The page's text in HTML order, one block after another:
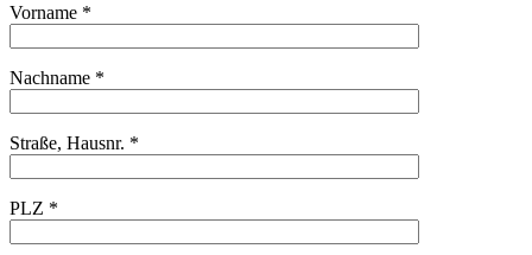
Vorname *
Nachname *
Straße, Hausnr. *
PLZ *